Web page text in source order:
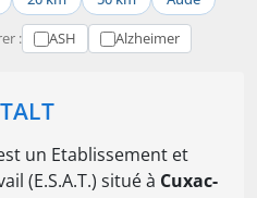
: ASH Alzheimer
un Etablissement et
(E.S.A.T.) situé à Cuxac-